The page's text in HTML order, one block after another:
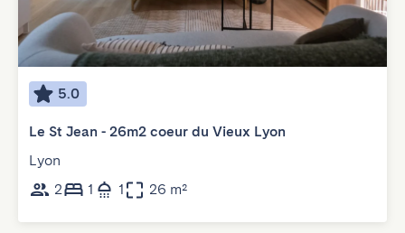
5.0
Le St Jean - 26m2 coeur du Vieux Lyon
Lyon
2
1 1 26 m²